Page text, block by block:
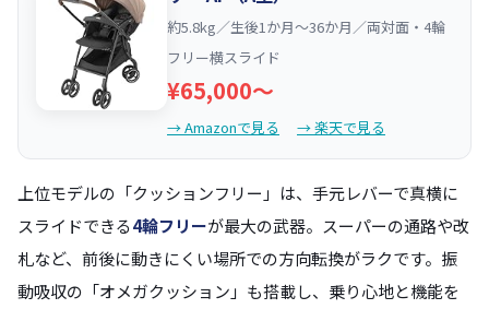
約5.8kg／生後1か月〜36か月／両対面・4輪
フリー横スライド
¥65,000〜
→ Amazonで見る → 楽天で見る
上位モデルの「クッションフリー」は、手元レバーで真横に
スライドできる4輪フリーが最大の武器。スーパーの通路や改
札など、前後に動きにくい場所での方向転換がラクです。振
動吸収の「オメガクッション」も搭載し、乗り心地と機能を